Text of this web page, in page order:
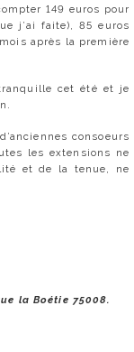
149 euros pour
j’ai faite), 85 euros
après la première
cet été et je
consoeurs
les extensions ne
et de la tenue, ne
la Boétie 75008.